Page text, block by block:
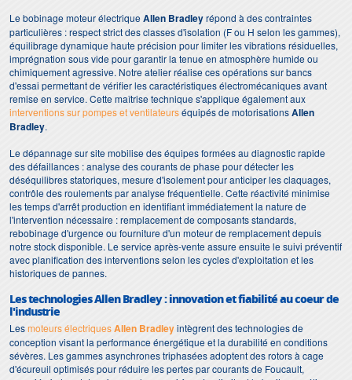
Le bobinage moteur électriqueAllen Bradleyrépond à des contraintes
particulières : respect strict des classes d'isolation (F ou H selon les gammes),
équilibrage dynamique haute précision pour limiter les vibrations résiduelles,
imprégnation sous vide pour garantir la tenue en atmosphère humide ou
chimiquement agressive. Notre atelier réalise ces opérations sur bancs
d'essai permettant de vérifier les caractéristiques électromécaniques avant
remise en service. Cette maîtrise technique s'applique également aux
interventions sur pompes et ventilateurséquipés de motorisationsAllen
Bradley.
Le dépannage sur site mobilise des équipes formées au diagnostic rapide
des défaillances : analyse des courants de phase pour détecter les
déséquilibres statoriques, mesure d'isolement pour anticiper les claquages,
contrôle des roulements par analyse fréquentielle. Cette réactivité minimise
les temps d'arrêt production en identifiant immédiatement la nature de
l'intervention nécessaire : remplacement de composants standards,
rebobinage d'urgence ou fourniture d'un moteur de remplacement depuis
notre stock disponible. Le service après-vente assure ensuite le suivi préventif
avec planification des interventions selon les cycles d'exploitation et les
historiques de pannes.
Les technologies Allen Bradley : innovation et fiabilité au coeur de
l'industrie
Lesmoteurs électriquesAllen Bradleyintègrent des technologies de
conception visant la performance énergétique et la durabilité en conditions
sévères. Les gammes asynchrones triphasées adoptent des rotors à cage
d'écureuil optimisés pour réduire les pertes par courants de Foucault,